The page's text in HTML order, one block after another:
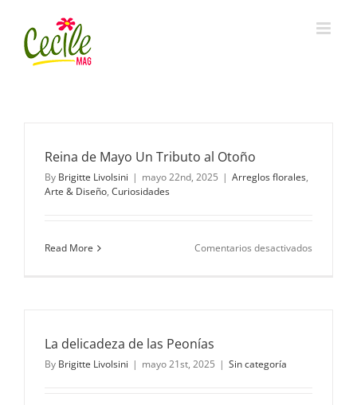
content
Reina de Mayo Un Tributo al Otoño
By Brigitte Livolsini | mayo 22nd, 2025 | Arreglos florales,
Arte & Diseño, Curiosidades
Read More Comentarios desactivados
La delicadeza de las Peonías
By Brigitte Livolsini | mayo 21st, 2025 | Sin categoría